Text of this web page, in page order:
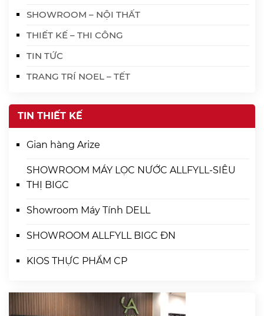
SHOWROOM – NỘI THẤT
THIẾT KẾ – THI CÔNG
TIN TỨC
TRANG TRÍ NOEL – TẾT
TIN THIẾT KẾ
Gian hàng Arize
SHOWROOM MÁY LỌC NƯỚC ALLFYLL-SIÊU
THỊ BIGC
Showroom Máy Tính DELL
SHOWROOM ALLFYLL BIGC ĐN
KIOS THỰC PHẨM CP